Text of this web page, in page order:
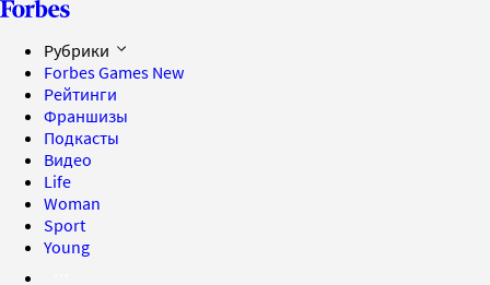
Рубрики
Forbes Games New
Рейтинги
Франшизы
Подкасты
Видео
Life
Woman
Sport
Young